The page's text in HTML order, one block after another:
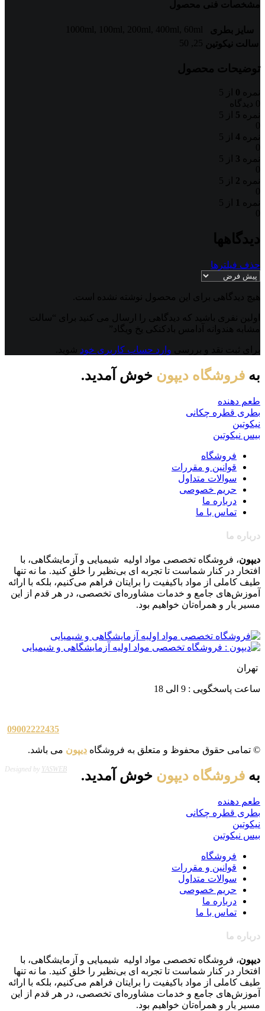
مشخصات فنی محصول
سایز بطری 1000ml 100ml 200ml 400ml
60ml
سالت نیکوتین 25
50
توضیحات محصول
نمره 0 از 5
0 دیدگاه
نمره 5
از 5
0
نمره 4 از 5
0
نمره 3
از 5
0
نمره 2 از 5
0
نمره 1
از 5
0
دیدگاهها
حذف فیلترها
هیچ دیدگاهی برای این محصول نوشته نشده است.
اولین نفری باشید که دیدگاهی را ارسال می کنید برای “سالت
مشابه هندوانه آدامس بادکنکی یخ ویگاد”
برای ثبت نقد و بررسی وارد حساب کاربری خود شوید.
به فروشگاه دیپون خوش آمدید.
طعم دهنده
بطری قطره چکانی
نیکوتین
بیس نیکوتین
فروشگاه
قوانین و مقررات
سوالات متداول
حریم خصوصی
درباره ما
تماس با ما
درباره ما
دیپون، فروشگاه تخصصی مواد اولیه شیمیایی و آزمایشگاهی، با
افتخار در کنار شماست تا تجربه ای بی‌نظیر را خلق کنید. ما نه تنها
طیف کاملی از مواد باکیفیت را برایتان فراهم می‌کنیم، بلکه با ارائه
آموزش‌های جامع و خدمات مشاوره‌ای تخصصی، در هر قدم از این
مسیر یار و همراه‌تان خواهیم بود.
تهران
ساعت پاسخگویی : 9 الی 18
09002222435
© تمامی حقوق محفوظ و متعلق به فروشگاه دیپون می باشد.
Designed by YASWEB به فروشگاه دیپون خوش آمدید.
طعم دهنده
بطری قطره چکانی
نیکوتین
بیس نیکوتین
فروشگاه
قوانین و مقررات
سوالات متداول
حریم خصوصی
درباره ما
تماس با ما
درباره ما
دیپون، فروشگاه تخصصی مواد اولیه شیمیایی و آزمایشگاهی، با
افتخار در کنار شماست تا تجربه ای بی‌نظیر را خلق کنید. ما نه تنها
طیف کاملی از مواد باکیفیت را برایتان فراهم می‌کنیم، بلکه با ارائه
آموزش‌های جامع و خدمات مشاوره‌ای تخصصی، در هر قدم از این
مسیر یار و همراه‌تان خواهیم بود.